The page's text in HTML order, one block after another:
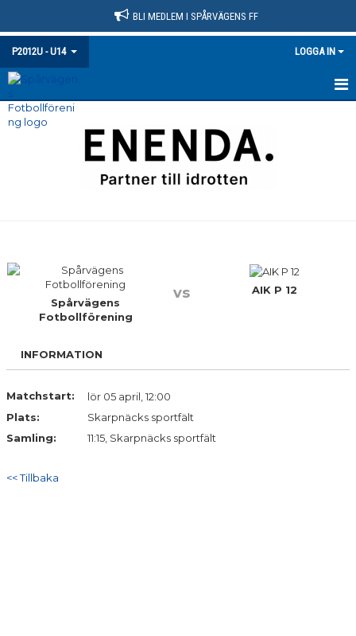
BLI MEDLEM I SPÅRVÄGENS FF
P2012U - U14 LOGGA IN
HEM
BILDGALLERI
DOKUMENT
KONTAKT
Spårvägens
Fotbollförening
vs AIK P 12
INFORMATION
Matchstart:
lör 05 april, 12:00
Plats:
Skarpnäcks sportfält
Samling:
11:15, Skarpnäcks sportfält
<< Tillbaka